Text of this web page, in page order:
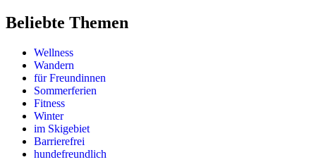
Beliebte Themen
Wellness
Wandern
für Freundinnen
Sommerferien
Fitness
Winter
im Skigebiet
Barrierefrei
hundefreundlich